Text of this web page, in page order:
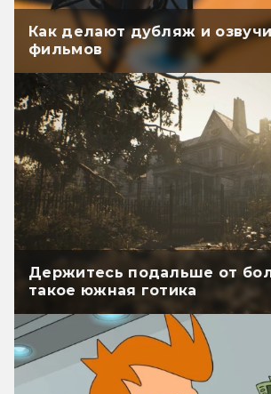
Как делают дубляж и
фильмов
Держитесь подальше от
такое южная готика